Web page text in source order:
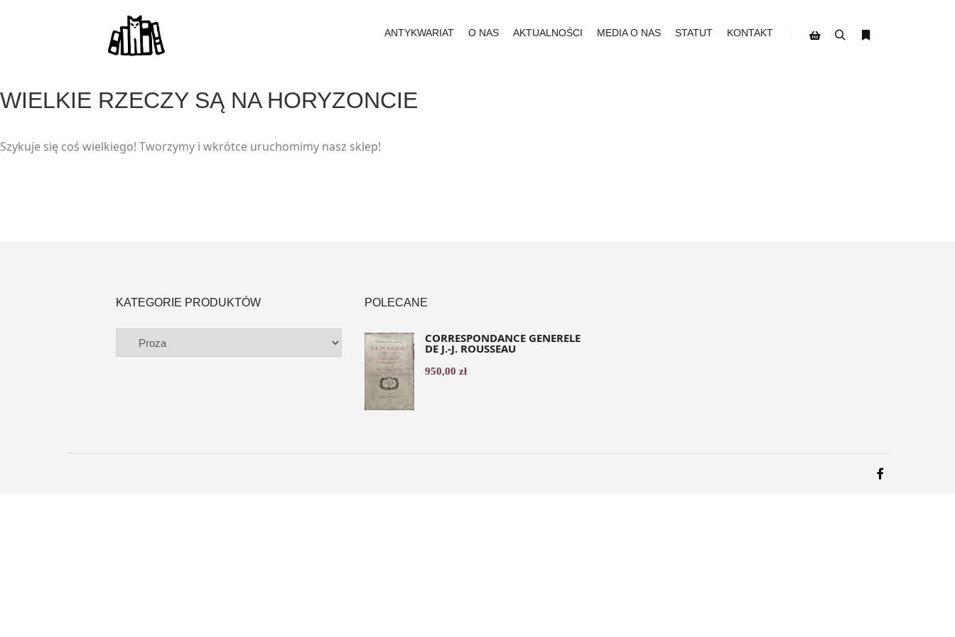
ANTYKWARIAT O NAS AKTUALNOŚCI MEDIA O NAS STATUT KONTAKT
WIELKIE RZECZY SĄ NA HORYZONCIE
Szykuje się coś wielkiego! Tworzymy i wkrótce uruchomimy nasz sklep!
KATEGORIE PRODUKTÓW POLECANE
CORRESPONDANCE GENERELE
DE J.-J. ROUSSEAU
950,00 zł